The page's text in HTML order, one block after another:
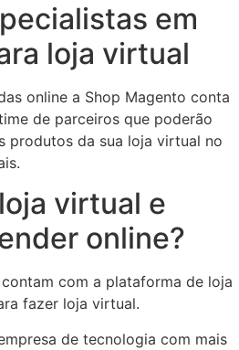
em
loja virtual
online a Shop Magento conta
de parceiros que poderão
produtos da sua loja virtual no
virtual e
online?
com a plataforma de loja
fazer loja virtual.
de tecnologia com mais